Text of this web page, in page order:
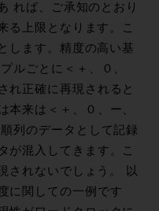
れば、ご承知のとおり
る上限となります。こ
します。精度の高い基
ルごとに＜＋、０、
れ正確に再現されると
本来は＜＋、０、ー、
列のデータとして記録
が混入してきます。こ
されないでしょう。 以
に関しての一例です